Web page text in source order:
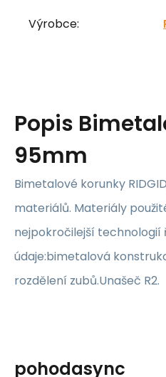
Výrobce:
Popis
95mm
Bimetalové korunky
materiálů. Materiály
nejpokročilejší technologií
údaje:bimetalová
rozdělení zubů.Unašeč R2.
pohodasync